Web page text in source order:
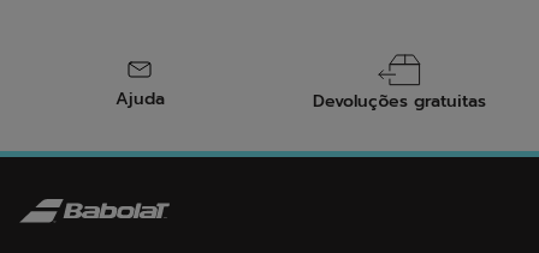
Ajuda Devoluções gratuitas